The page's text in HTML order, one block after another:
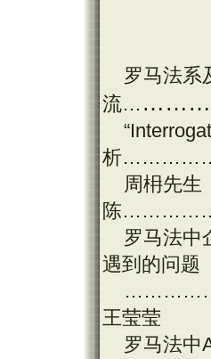
罗马法系
流… …… …
析
周枏先生
陈
罗马法
遇到的问题
王莹莹
罗马法